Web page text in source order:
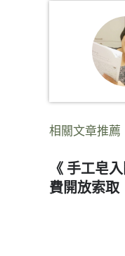
相關文章推薦
《 手工皂
費開放索取